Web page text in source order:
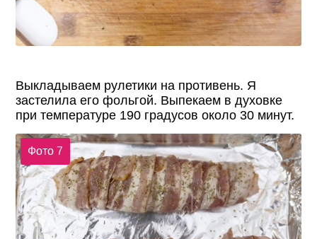
Выкладываем рулетики на противень. Я
застелила его фольгой. Выпекаем в духовке
при температуре 190 градусов около 30 минут.
Фото 7